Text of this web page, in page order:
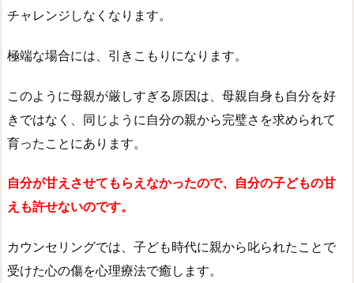
チャレンジしなくなります。
極端な場合には、引きこもりになります。
このように母親が厳しすぎる原因は、母親自身も自分を好
きではなく、同じように自分の親から完璧さを求められて
育ったことにあります。
自分が甘えさせてもらえなかったので、 自分の子どもの甘
えも許せないのです。
カウンセリングでは、子ども時代に親から叱られたことで
受けた心の傷を心理療法で癒します。